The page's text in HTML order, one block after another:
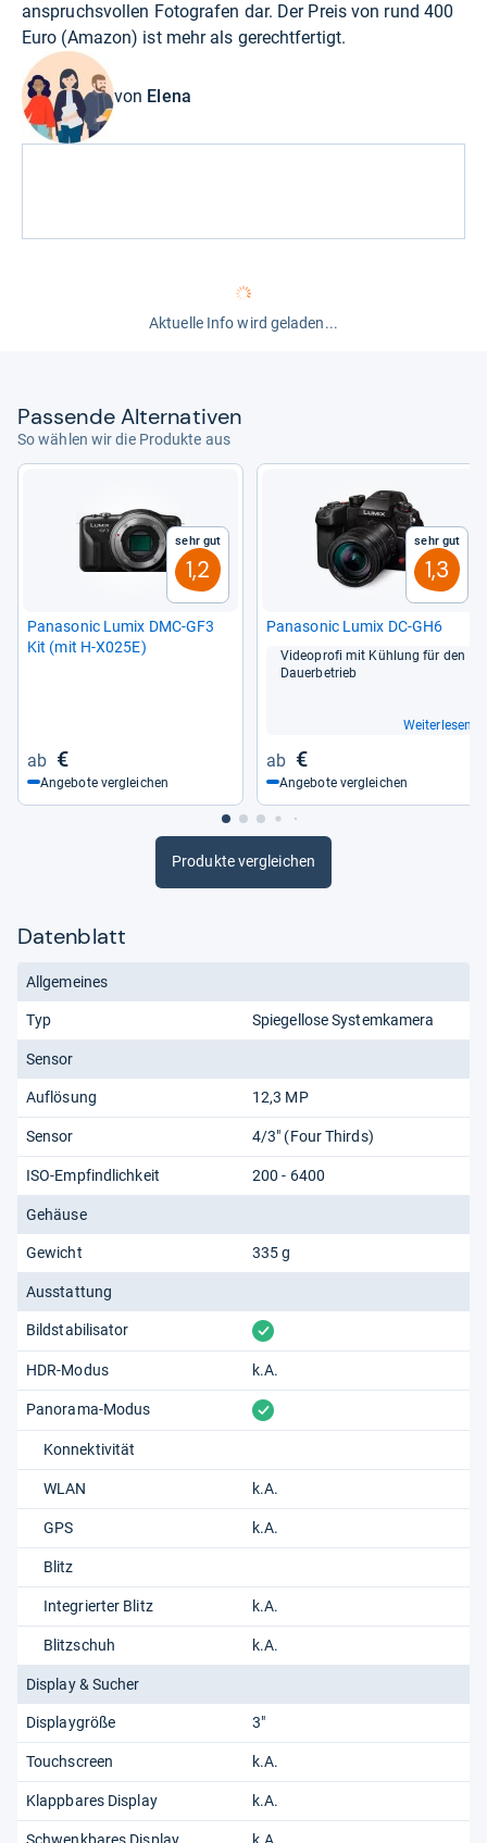
anspruchsvollen Fotografen dar. Der Preis von rund 400
Euro (Amazon) ist mehr als gerechtfertigt.
von Elena
Aktuelle Info wird geladen...
Pas­sende Alter­na­ti­ven
So wählen wir die Produkte aus
Sehr gut
1,2
Pana­so­nic Lumix DMC-​GF3
Kit (mit H-​X025E)
€
Angebote vergleichen
Sehr gut
1,3
Pana­so­nic Lumix DC-​GH6
Video­profi mit Küh­lung für den
Dau­er­be­trieb
Weiterlesen
€
Angebote vergleichen
Produkte vergleichen
Datenblatt
Allgemeines
Typ Spiegellose Systemkamera
Sensor
Auflösung 12,3 MP
Sensor 4/3" (Four Thirds)
ISO-Empfindlichkeit 200 - 6400
Gehäuse
Gewicht 335 g
Ausstattung
Bildstabilisator vorhanden
HDR-Modus k.A.
Panorama-Modus vorhanden
Konnektivität
WLAN k.A.
GPS k.A.
Blitz
Integrierter Blitz k.A.
Blitzschuh k.A.
Display & Sucher
Displaygröße 3"
Touchscreen k.A.
Klappbares Display k.A.
Schwenkbares Display k.A.